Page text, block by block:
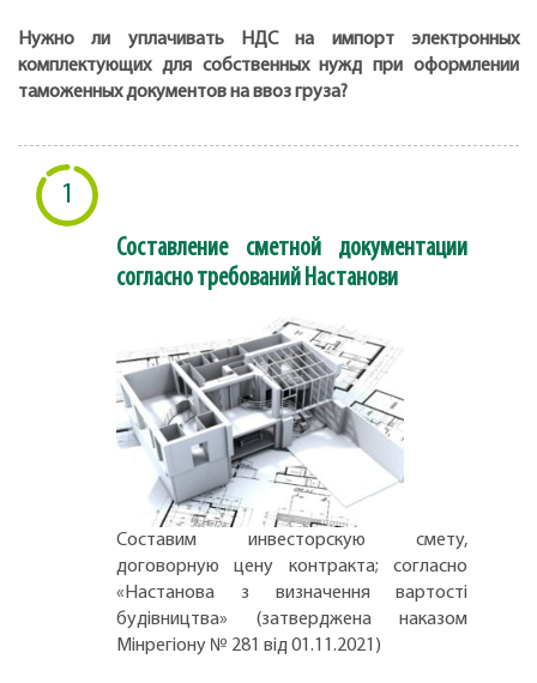
Нужно ли уплачивать НДС на импорт электронных
комплектующих для собственных нужд при оформлении
таможенных документов на ввоз груза?
1
Составление сметной документации
согласно требований Настанови
Составим инвесторскую смету,
договорную цену контракта; согласно
«Настанова з визначення вартості
будівництва» (затверджена наказом
Мінрегіону № 281 від 01.11.2021)